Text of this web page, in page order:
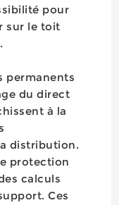
pour
sur le toit
permanents
du direct
à la
distribution.
protection
calculs
Ces